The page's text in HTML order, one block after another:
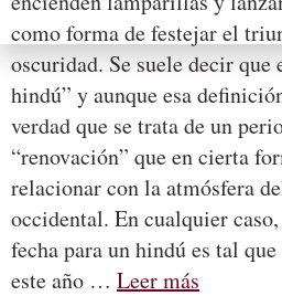
como forma de festejar el
oscuridad. Se suele decir que
hindú” y aunque esa
verdad que se trata de un
“renovación” que en cierta
relacionar con la atmósfera
occidental. En cualquier
fecha para un hindú es tal
este año … Leer más